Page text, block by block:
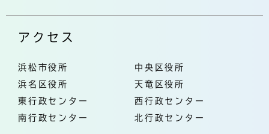
アクセス
浜松市役所
中央区役所
浜名区役所
天竜区役所
東行政センター
西行政センター
南行政センター
北行政センター